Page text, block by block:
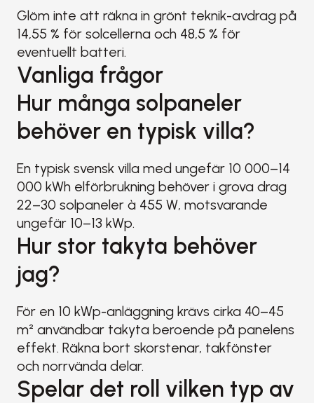
Glöm inte att räkna in grönt teknik-avdrag på
14,55 % för solcellerna och 48,5 % för
eventuellt batteri.
Vanliga frågor
Hur många solpaneler
behöver en typisk villa?
En typisk svensk villa med ungefär 10 000–14
000 kWh elförbrukning behöver i grova drag
22–30 solpaneler à 455 W, motsvarande
ungefär 10–13 kWp.
Hur stor takyta behöver
jag?
För en 10 kWp-anläggning krävs cirka 40–45
m² användbar takyta beroende på panelens
effekt. Räkna bort skorstenar, takfönster
och norrvända delar.
Spelar det roll vilken typ av